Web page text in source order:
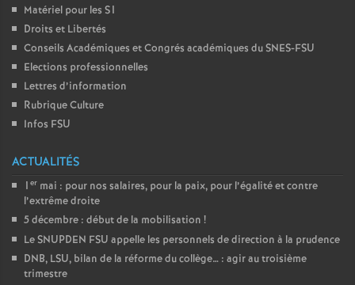
Matériel pour les S1
Droits et Libertés
Conseils Académiques et Congrés académiques du SNES-FSU
Elections professionnelles
Lettres d’information
Rubrique Culture
Infos FSU
ACTUALITÉS
1 er mai : pour nos salaires, pour la paix, pour l’égalité et contre
l’extrême droite
5 décembre : début de la mobilisation !
Le SNUPDEN FSU appelle les personnels de direction à la prudence
DNB, LSU, bilan de la réforme du collège… : agir au troisième
trimestre